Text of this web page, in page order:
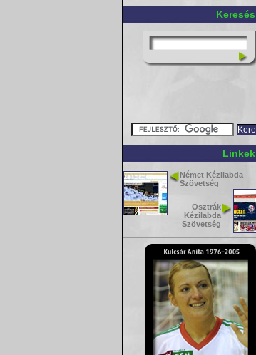
Keresés
Linkek
Német Kézilabda
Szövetség
Osztrák
Kézilabda
Szövetség